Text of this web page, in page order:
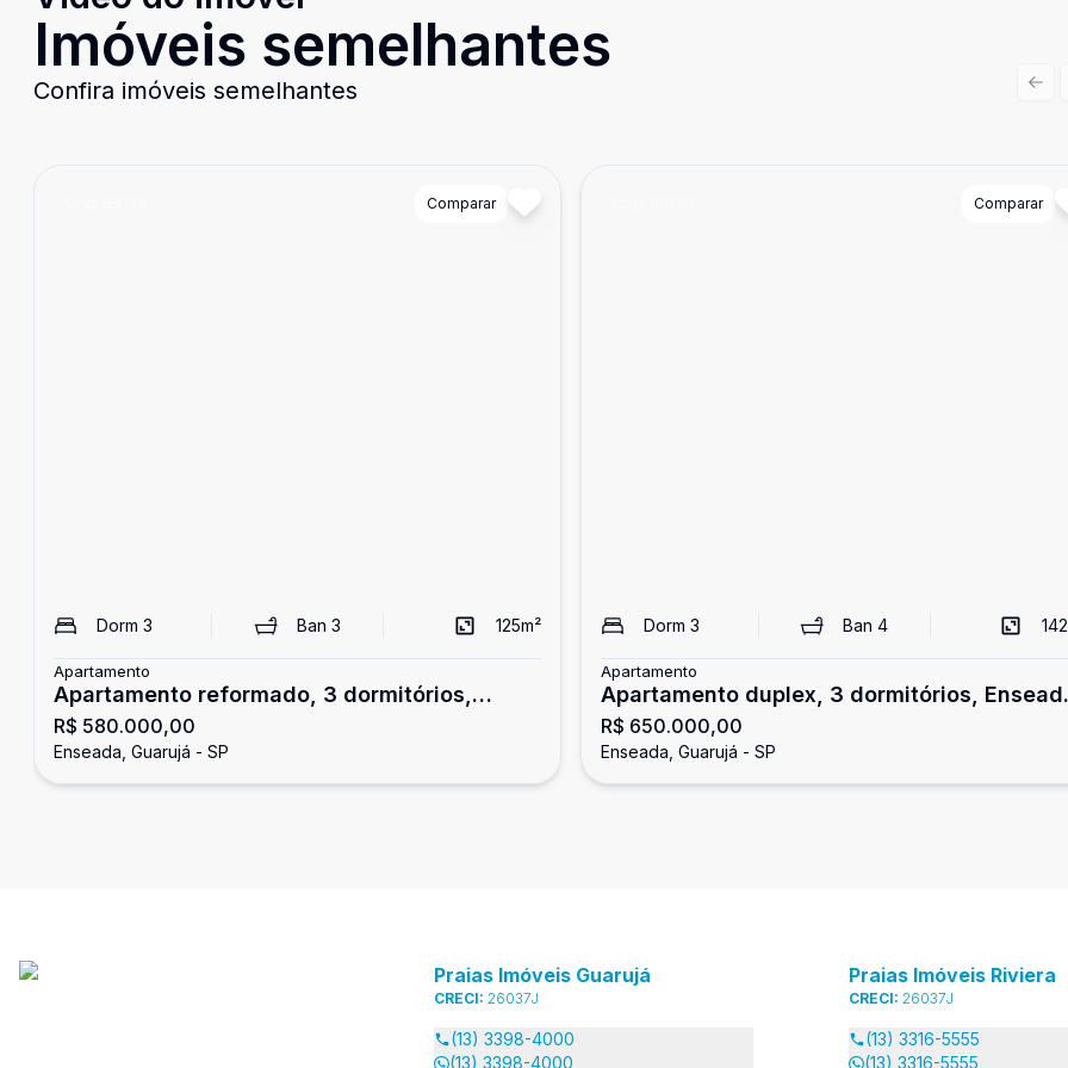
Imóveis semelhantes
Confira imóveis semelhantes
Comparar
Dorm 3 Ban3 125m²
Apartamento
Apartamento reformado, 3 dormitórios,
Enseada, Guarujá
R$ 580.000,00
Enseada, Guarujá - SP
Comparar
Dorm 3 Ban4 142
Apartamento
Apartamento duplex, 3 dormitórios,
Guarujá
R$ 650.000,00
Enseada, Guarujá - SP
Praias Imóveis Guarujá
CRECI: 26037J
(13) 3398-4000
(13) 3398-4000
Praias Imóveis Riviera
CRECI: 26037J
(13) 3316-5555
(13) 3316-5555